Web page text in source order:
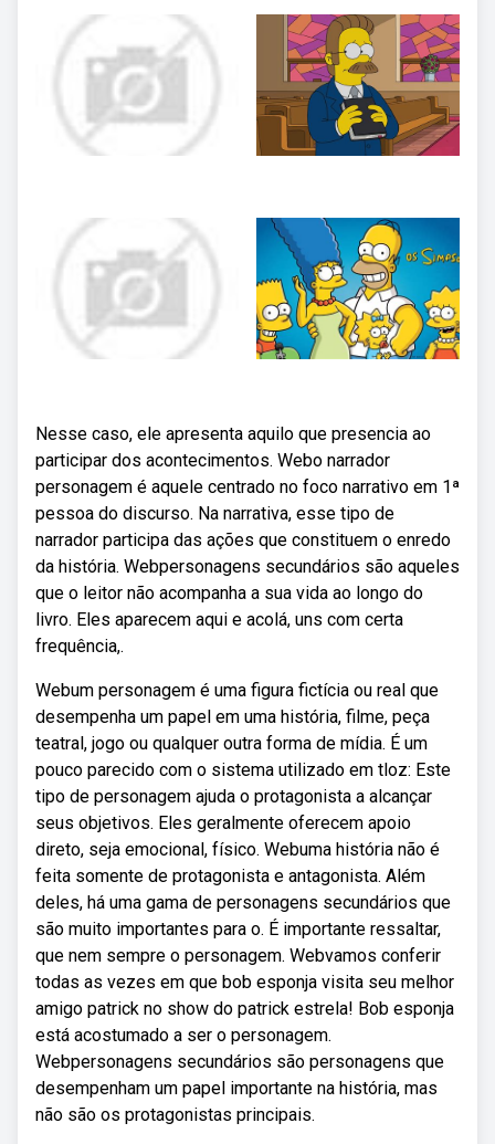
Nesse caso, ele apresenta aquilo que presencia ao
participar dos acontecimentos. Webo narrador
personagem é aquele centrado no foco narrativo em 1ª
pessoa do discurso. Na narrativa, esse tipo de
narrador participa das ações que constituem o enredo
da história. Webpersonagens secundários são aqueles
que o leitor não acompanha a sua vida ao longo do
livro. Eles aparecem aqui e acolá, uns com certa
frequência,.
Webum personagem é uma figura fictícia ou real que
desempenha um papel em uma história, filme, peça
teatral, jogo ou qualquer outra forma de mídia. É um
pouco parecido com o sistema utilizado em tloz: Este
tipo de personagem ajuda o protagonista a alcançar
seus objetivos. Eles geralmente oferecem apoio
direto, seja emocional, físico. Webuma história não é
feita somente de protagonista e antagonista. Além
deles, há uma gama de personagens secundários que
são muito importantes para o. É importante ressaltar,
que nem sempre o personagem. Webvamos conferir
todas as vezes em que bob esponja visita seu melhor
amigo patrick no show do patrick estrela! Bob esponja
está acostumado a ser o personagem.
Webpersonagens secundários são personagens que
desempenham um papel importante na história, mas
não são os protagonistas principais.